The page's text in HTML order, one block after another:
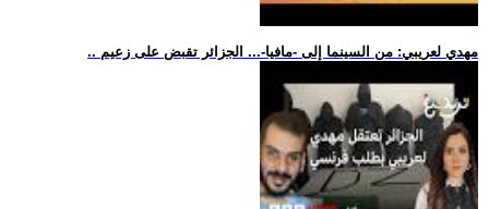
.. مهدي لعريبي: من السينما إلى -مافيا-... الجزائر تقبض على زعيم